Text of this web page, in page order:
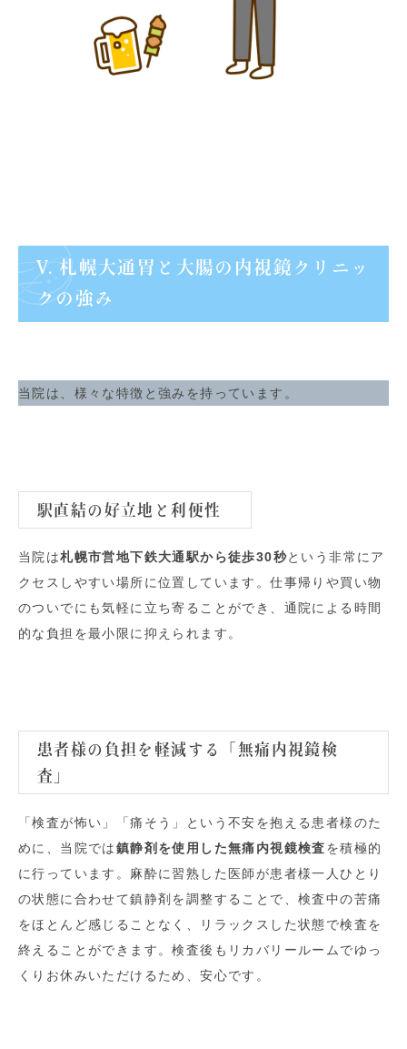
V. 札幌大通胃と大腸の内視鏡クリニッ
クの強み
当院は、様々な特徴と強みを持っています。
駅直結の好立地と利便性
当院は札幌市営地下鉄大通駅から徒歩30秒という非常にア
クセスしやすい場所に位置しています。仕事帰りや買い物
のついでにも気軽に立ち寄ることができ、通院による時間
的な負担を最小限に抑えられます。
患者様の負担を軽減する「無痛内視鏡検
査」
「検査が怖い」「痛そう」という不安を抱える患者様のた
めに、当院では鎮静剤を使用した無痛内視鏡検査を積極的
に行っています。麻酔に習熟した医師が患者様一人ひとり
の状態に合わせて鎮静剤を調整することで、検査中の苦痛
をほとんど感じることなく、リラックスした状態で検査を
終えることができます。検査後もリカバリールームでゆっ
くりお休みいただけるため、安心です。